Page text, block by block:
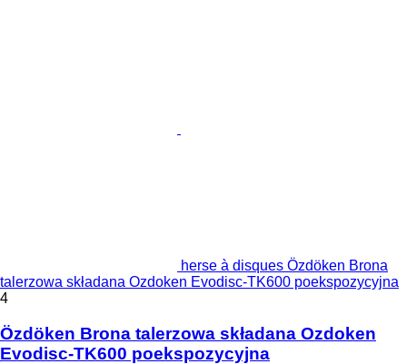
herse à disques Özdöken Brona
talerzowa składana Ozdoken Evodisc-TK600 poekspozycyjna
4
Özdöken Brona talerzowa składana Ozdoken
Evodisc-TK600 poekspozycyjna